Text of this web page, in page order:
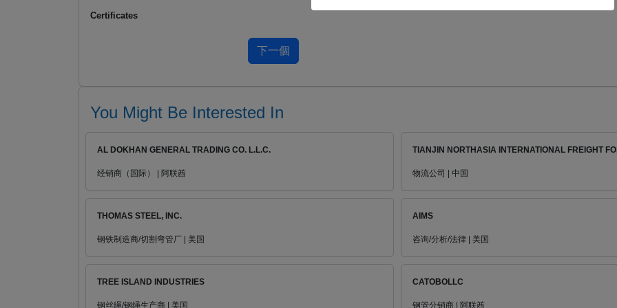
Certificates
You Might Be Interested In
AL DOKHAN GENERAL TRADING CO. L.L.C.
经销商（国际） | 阿联酋
TIANJIN NORTHASIA INTERNATIONAL FREIGHT
物流公司 | 中国
THOMAS STEEL, INC.
钢铁制造商/切割弯管厂 | 美国
AIMS
咨询/分析/法律 | 美国
TREE ISLAND INDUSTRIES
钢丝绳/钢绳生产商 | 美国
CATOBOLLC
钢管分销商 | 阿联酋